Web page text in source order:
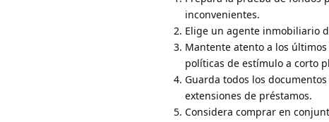
inconvenientes.
Elige un agente inmobiliario
Mantente atento a los
políticas de estímulo a corto
Guarda todos los
extensiones de préstamos.
Considera comprar en